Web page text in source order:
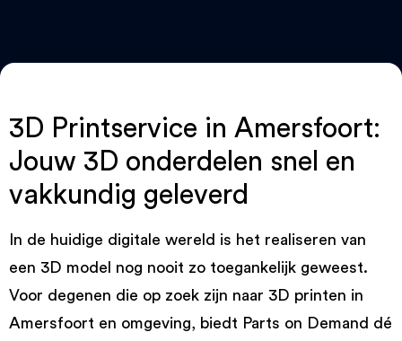
3D Printservice in Amersfoort:
Jouw 3D onderdelen snel en
vakkundig geleverd
In de huidige digitale wereld is het realiseren van
een 3D model nog nooit zo toegankelijk geweest.
Voor degenen die op zoek zijn naar 3D printen in
Amersfoort en omgeving, biedt Parts on Demand dé